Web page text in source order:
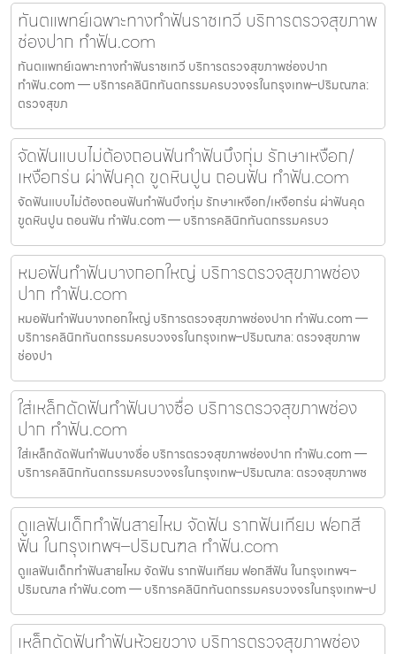
ทันตแพทย์เฉพาะทางทำฟันราชเทวี บริการตรวจสุขภาพ
ช่องปาก ทำฟัน.com
ทันตแพทย์เฉพาะทางทำฟันราชเทวี บริการตรวจสุขภาพช่องปาก
ทำฟัน.com — บริการคลินิกทันตกรรมครบวงจรในกรุงเทพ–ปริมณฑล:
ตรวจสุขภ
จัดฟันแบบไม่ต้องถอนฟันทำฟันบึงกุ่ม รักษาเหงือก/
เหงือกร่น ผ่าฟันคุด ขูดหินปูน ถอนฟัน ทำฟัน.com
จัดฟันแบบไม่ต้องถอนฟันทำฟันบึงกุ่ม รักษาเหงือก/เหงือกร่น ผ่าฟันคุด
ขูดหินปูน ถอนฟัน ทำฟัน.com — บริการคลินิกทันตกรรมครบว
หมอฟันทำฟันบางกอกใหญ่ บริการตรวจสุขภาพช่อง
ปาก ทำฟัน.com
หมอฟันทำฟันบางกอกใหญ่ บริการตรวจสุขภาพช่องปาก ทำฟัน.com —
บริการคลินิกทันตกรรมครบวงจรในกรุงเทพ–ปริมณฑล: ตรวจสุขภาพ
ช่องปา
ใส่เหล็กดัดฟันทำฟันบางซื่อ บริการตรวจสุขภาพช่อง
ปาก ทำฟัน.com
ใส่เหล็กดัดฟันทำฟันบางซื่อ บริการตรวจสุขภาพช่องปาก ทำฟัน.com —
บริการคลินิกทันตกรรมครบวงจรในกรุงเทพ–ปริมณฑล: ตรวจสุขภาพช
ดูแลฟันเด็กทำฟันสายไหม จัดฟัน รากฟันเทียม ฟอกสี
ฟัน ในกรุงเทพฯ–ปริมณฑล ทำฟัน.com
ดูแลฟันเด็กทำฟันสายไหม จัดฟัน รากฟันเทียม ฟอกสีฟัน ในกรุงเทพฯ–
ปริมณฑล ทำฟัน.com — บริการคลินิกทันตกรรมครบวงจรในกรุงเทพ–ป
เหล็กดัดฟันทำฟันห้วยขวาง บริการตรวจสุขภาพช่อง